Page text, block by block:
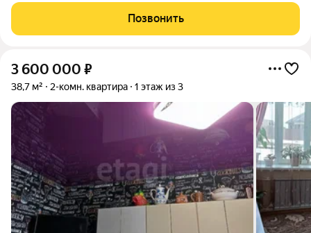
квартире: Состояние: Отличное, полностью готова к
Позвонить
3 600 000 ₽
38,7 м² 2-комн. квартира 1 этаж из 3